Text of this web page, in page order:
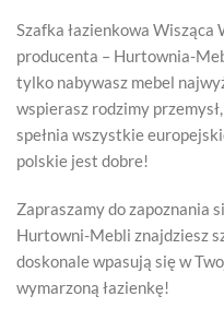
Szafka łazienkowa
producenta – Hurtownia-
tylko nabywasz mebel
wspierasz rodzimy
spełnia wszystkie
polskie jest dobre!
Zapraszamy do zapoznania
Hurtowni-Mebli znajdziesz
doskonale wpasują się w
wymarzoną łazienkę!